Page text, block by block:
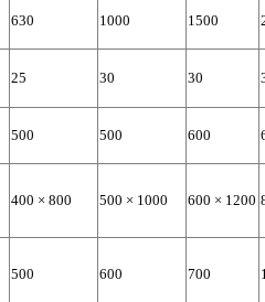
630 1000 1500
25 30 30
500 500 600
400 × 800 500 × 1000 600 × 1200
500 600 700